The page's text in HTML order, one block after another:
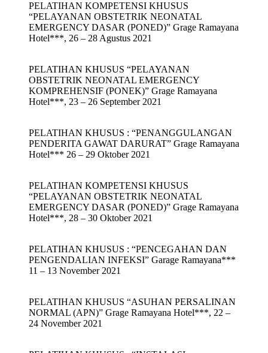
PELATIHAN KOMPETENSI KHUSUS
“PELAYANAN OBSTETRIK NEONATAL
EMERGENCY DASAR (PONED)” Grage Ramayana
Hotel***, 26 – 28 Agustus 2021
PELATIHAN KHUSUS “PELAYANAN
OBSTETRIK NEONATAL EMERGENCY
KOMPREHENSIF (PONEK)” Grage Ramayana
Hotel***, 23 – 26 September 2021
PELATIHAN KHUSUS : “PENANGGULANGAN
PENDERITA GAWAT DARURAT” Grage Ramayana
Hotel*** 26 – 29 Oktober 2021
PELATIHAN KOMPETENSI KHUSUS
“PELAYANAN OBSTETRIK NEONATAL
EMERGENCY DASAR (PONED)” Grage Ramayana
Hotel***, 28 – 30 Oktober 2021
PELATIHAN KHUSUS : “PENCEGAHAN DAN
PENGENDALIAN INFEKSI” Garage Ramayana***
11 – 13 November 2021
PELATIHAN KHUSUS “ASUHAN PERSALINAN
NORMAL (APN)” Grage Ramayana Hotel***, 22 –
24 November 2021